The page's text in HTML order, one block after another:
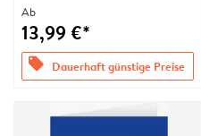
Ab
13,99 €*
offers Dauerhaft günstige Preise